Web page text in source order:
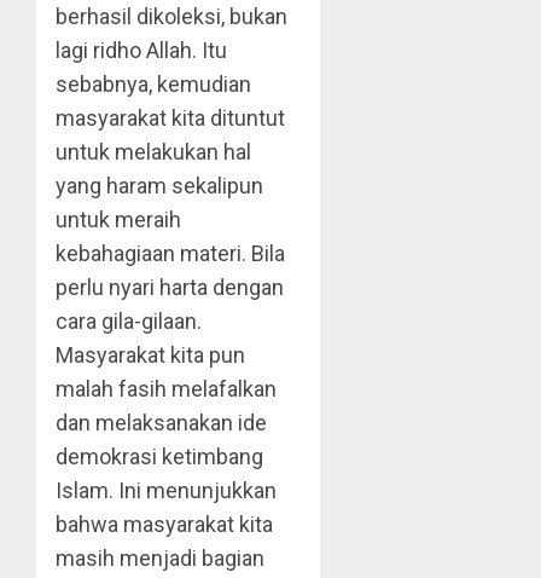
berhasil dikoleksi, bukan
lagi ridho Allah. Itu
sebabnya, kemudian
masyarakat kita dituntut
untuk mela­kukan hal
yang haram sekalipun
untuk meraih
kebahagiaan materi. Bila
perlu nyari harta deng­an
cara gila-gilaan.
Masyarakat kita pun
malah fasih melafalkan
dan melaksanakan ide
demo­krasi ketimbang
Islam. Ini menunjukkan
bahwa masyarakat kita
masih menjadi bagian